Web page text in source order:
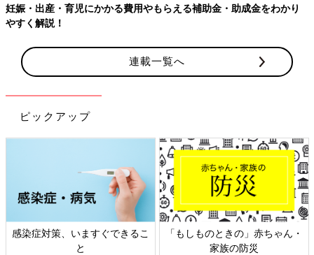
妊娠・出産・育児にかかる費用やもらえる補助金・助成金をわかり
やすく解説！
連載一覧へ
ピックアップ
感染症対策、いますぐできるこ
と
「もしものときの」赤ちゃん・
家族の防災